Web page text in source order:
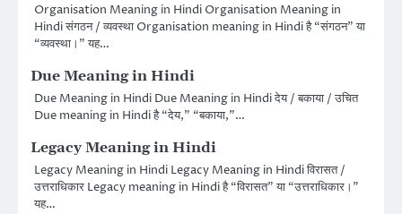
Organisation Meaning in Hindi Organisation Meaning in
Hindi संगठन / व्यवस्था Organisation meaning in Hindi है “संगठन” या
“व्यवस्था।” यह…
Due Meaning in Hindi
Due Meaning in Hindi Due Meaning in Hindi देय / बकाया / उचित
Due meaning in Hindi है “देय,” “बकाया,”…
Legacy Meaning in Hindi
Legacy Meaning in Hindi Legacy Meaning in Hindi विरासत /
उत्तराधिकार Legacy meaning in Hindi है “विरासत” या “उत्तराधिकार।”
यह…